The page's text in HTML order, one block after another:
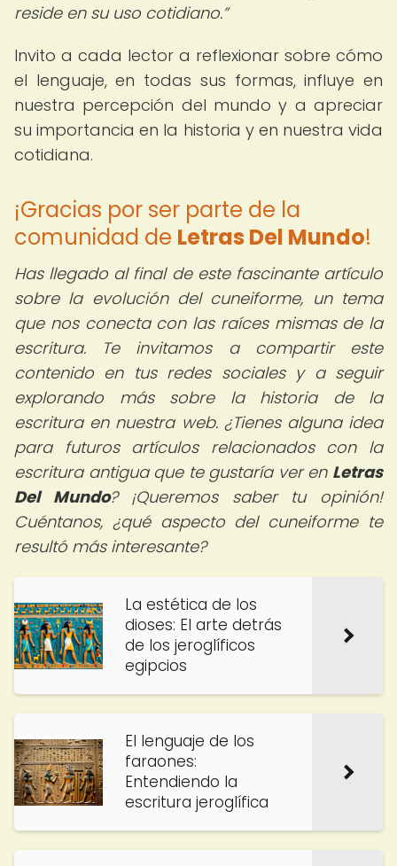
reside en su uso cotidiano.
Invito a cada lector a reflexionar sobre cómo
el lenguaje, en todas sus formas, influye en
nuestra percepción del mundo y a apreciar
su importancia en la historia y en nuestra vida
cotidiana.
¡Gracias por ser parte de la
comunidad de Letras Del Mundo!
Has llegado al final de este fascinante artículo
sobre la evolución del cuneiforme, un tema
que nos conecta con las raíces mismas de la
escritura. Te invitamos a compartir este
contenido en tus redes sociales y a seguir
explorando más sobre la historia de la
escritura en nuestra web. ¿Tienes alguna idea
para futuros artículos relacionados con la
escritura antigua que te gustaría ver en Letras
Del Mundo? ¡Queremos saber tu opinión!
Cuéntanos, ¿qué aspecto del cuneiforme te
resultó más interesante?
La estética de los
dioses: El arte detrás
de los jeroglíficos
egipcios
El lenguaje de los
faraones:
Entendiendo la
escritura jeroglífica